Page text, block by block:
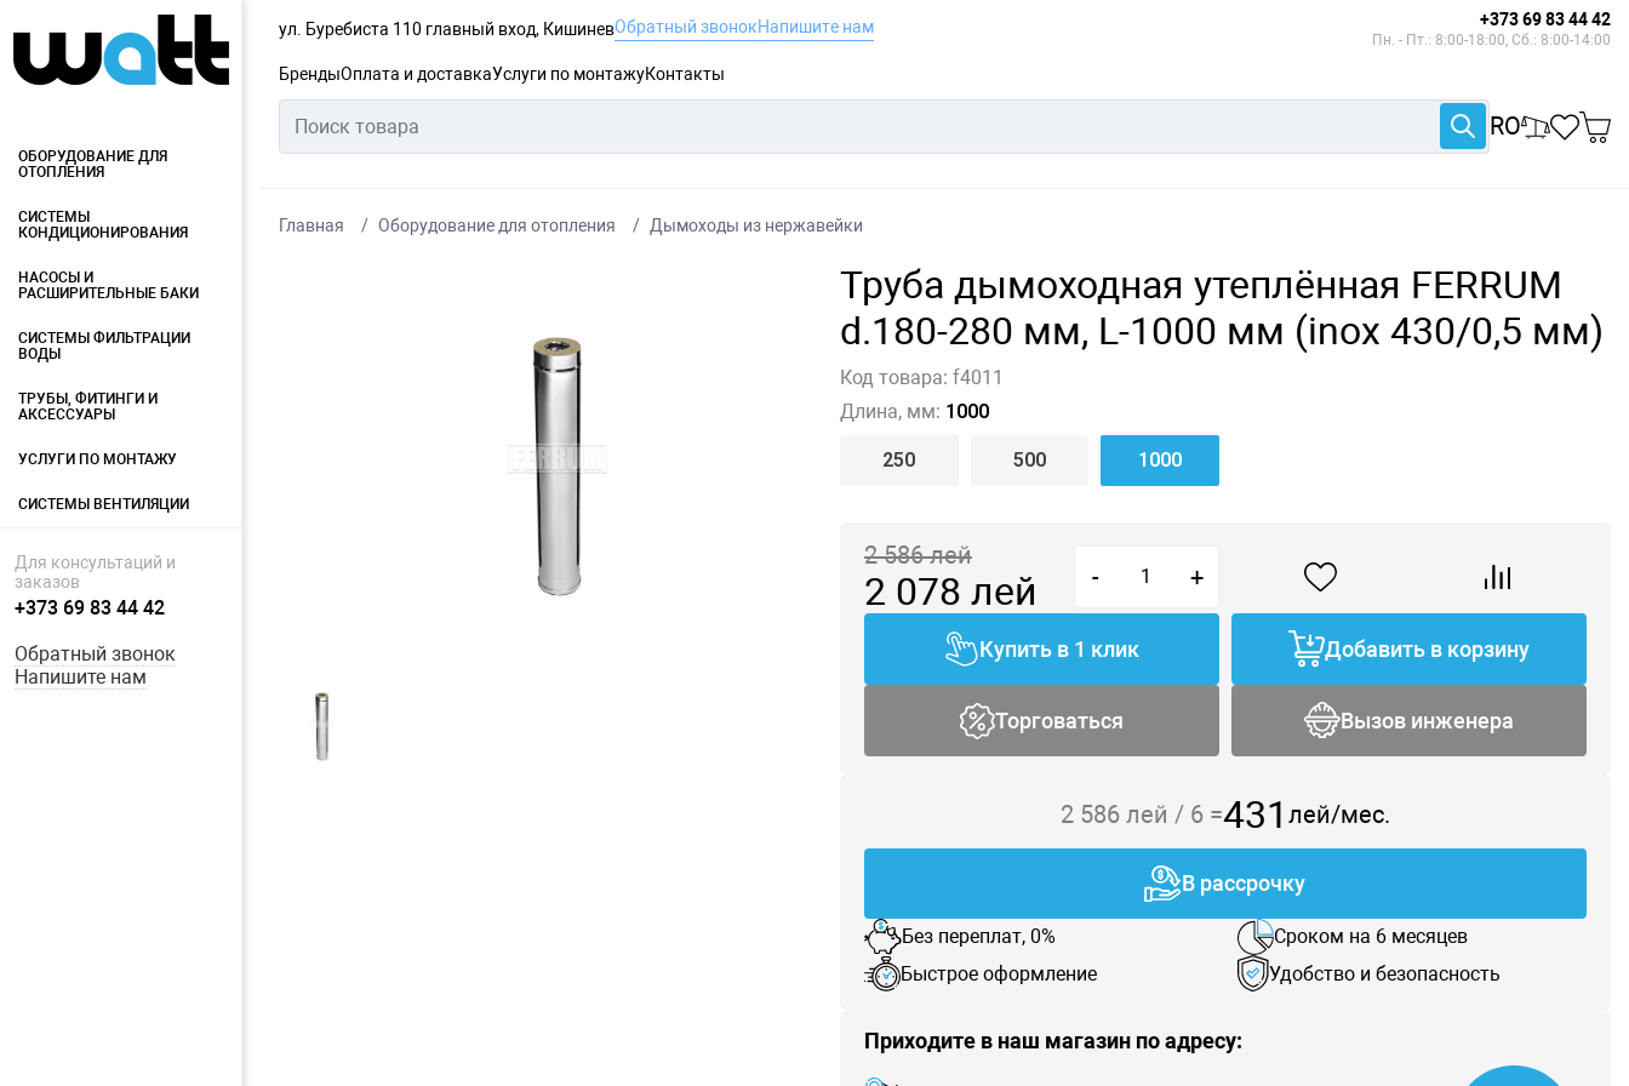
ул. Буребиста 110 главный вход, КишиневОбратный звонокНапишите нам +373 69 83 44 42
Пн. - Пт.: 8:00-18:00, Сб.: 8:00-14:00
БрендыОплата и доставкаУслуги по монтажуКонтакты
RO
ОБОРУДОВАНИЕ ДЛЯ
ОТОПЛЕНИЯ
СИСТЕМЫ
КОНДИЦИОНИРОВАНИЯ
НАСОСЫ И
РАСШИРИТЕЛЬНЫЕ БАКИ
СИСТЕМЫ ФИЛЬТРАЦИИ
ВОДЫ
ТРУБЫ, ФИТИНГИ И
АКСЕССУАРЫ
УСЛУГИ ПО МОНТАЖУ
СИСТЕМЫ ВЕНТИЛЯЦИИ
Для консультаций и
заказов
+373 69 83 44 42
Обратный звонок
Напишите нам
Главная Оборудование для отопления Дымоходы из нержавейки
Труба дымоходная утеплённая FERRUM
d.180-280 мм, L-1000 мм (inox 430/0,5 мм)
Код товара: f4011
Длина, мм: 1000
250 500 1000
2 586лей
2 078 лей - +
Купить в 1 клик Добавить в корзину
Торговаться Вызов инженера
2 586 лей / 6=431 лей/мес.
В рассрочку
Без переплат, 0%
Сроком на 6 месяцев
Быстрое оформление
Удобство и безопасность
Приходите в наш магазин по адресу: